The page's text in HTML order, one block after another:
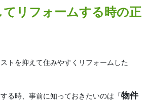
てリフォームする時の正
トを抑えて住みやすくリフォームした
る時、事前に知っておきたいのは「物件